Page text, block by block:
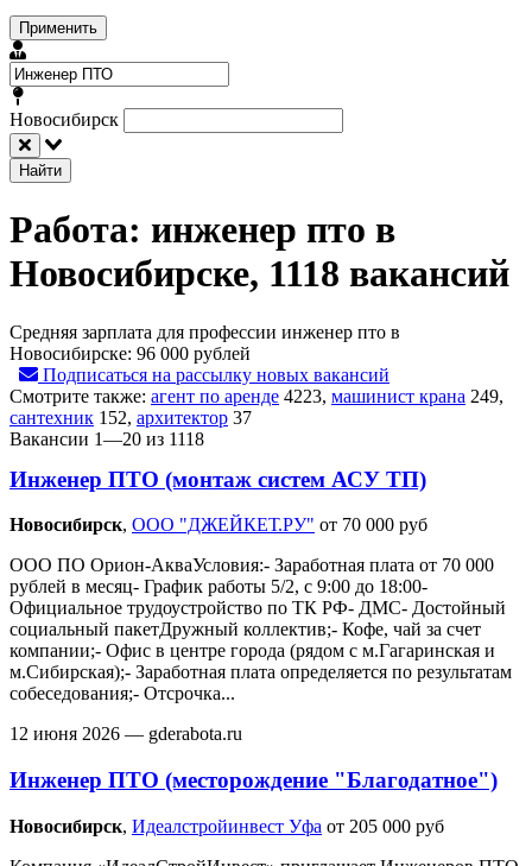
Применить
Новосибирск
Найти
Работа: инженер пто в
Новосибирске, 1118 вакансий
Средняя зарплата для профессии инженер пто в
Новосибирске: 96 000 рублей
Подписаться на рассылку новых вакансий
Смотрите также: агент по аренде 4223, машинист крана 249,
сантехник 152, архитектор 37
Вакансии 1—20 из 1118
Инженер ПТО (монтаж систем АСУ ТП)
Новосибирск‎, ООО "ДЖЕЙКЕТ.РУ" от 70 000 руб
ООО ПО Орион-АкваУсловия:- Заработная плата от 70 000
рублей в месяц- График работы 5/2, с 9:00 до 18:00-
Официальное трудоустройство по ТК РФ- ДМС- Достойный
социальный пакетДружный коллектив;- Кофе, чай за счет
компании;- Офис в центре города (рядом с м.Гагаринская и
м.Сибирская);- Заработная плата определяется по результатам
собеседования;- Отсрочка...
12 июня 2026 — gderabota.ru
Инженер ПТО (месторождение "Благодатное")
Новосибирск‎, Идеалстройинвест Уфа от 205 000 руб